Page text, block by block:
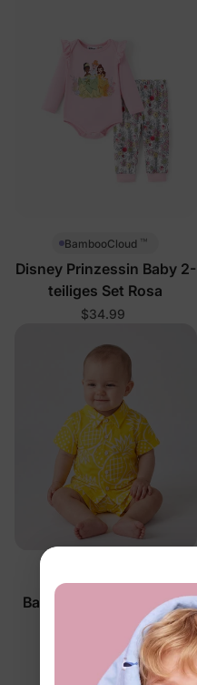
BambooCloud ™
Disney Prinzessin Baby 2-
teiliges Set Rosa
$34.99
Baby Ananas Shirt- und
Shorts-Set Gelb
$21.99